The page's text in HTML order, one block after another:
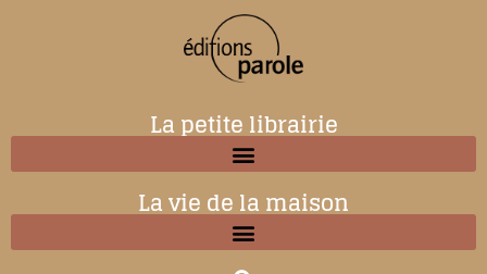
La petite librairie
La vie de la maison